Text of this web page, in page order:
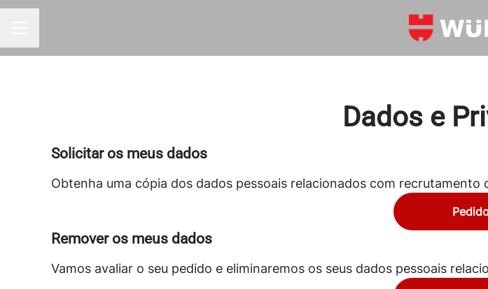
Dados e
Solicitar os meus dados
Obtenha uma cópia dos dados pessoais relacionados com recrutamento
Remover os meus dados
Vamos avaliar o seu pedido e eliminaremos os seus dados pessoais